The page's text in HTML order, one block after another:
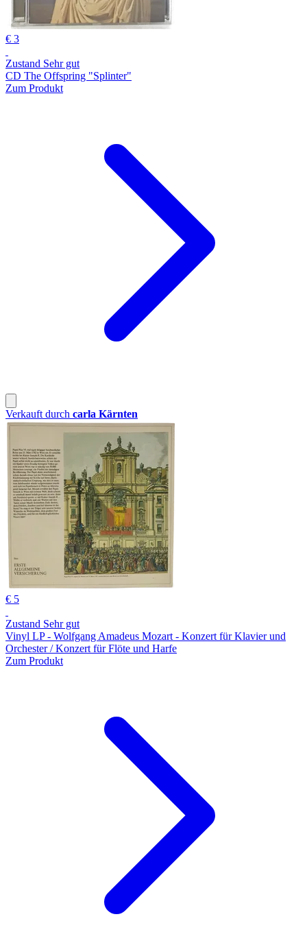
€ 3
Zustand Sehr gut
CD The Offspring "Splinter"
Zum Produkt
Verkauft durch carla Kärnten
€ 5
Zustand Sehr gut
Vinyl LP - Wolfgang Amadeus Mozart - Konzert für Klavier und
Orchester / Konzert für Flöte und Harfe
Zum Produkt